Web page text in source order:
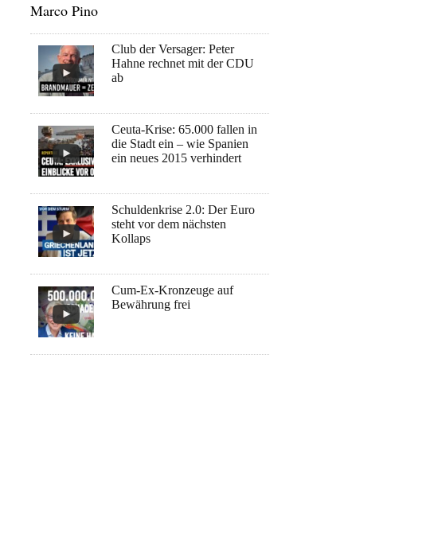
Marco Pino
Club der Versager: Peter
Hahne rechnet mit der CDU
ab
Ceuta-Krise: 65.000 fallen in
die Stadt ein – wie Spanien
ein neues 2015 verhindert
Schuldenkrise 2.0: Der Euro
steht vor dem nächsten
Kollaps
Cum-Ex-Kronzeuge auf
Bewährung frei